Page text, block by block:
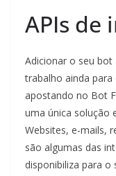
APIs de
Adicionar o seu
trabalho ainda
apostando no Bot
uma única solução
Websites, e-mails,
são algumas das
disponibiliza para o